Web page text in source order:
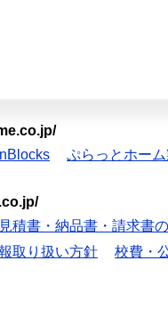
ぷらっとホー
見積書・納品書・請求書
取り扱い方針 校費・